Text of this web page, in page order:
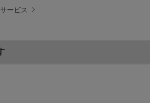
ービス